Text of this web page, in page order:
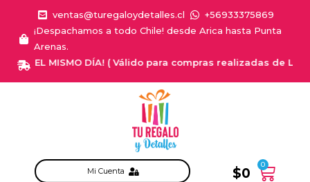
ventas@turegaloydetalles.cl
+56933375869
¡Despachamos a todo Chile! desde Arica hasta Punta
Arenas.
EL MISMO DÍA! ( Válido para compras realizadas de
Mi Cuenta $0
0